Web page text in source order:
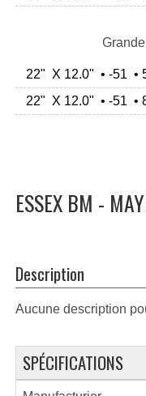
22" X 12.0" • -51 •
22" X 12.0" • -51 •
ESSEX BM -
Description
Aucune description
SPÉCIFICATIONS